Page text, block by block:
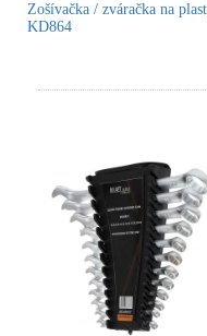
Zošívačka / zváračka na
KD864